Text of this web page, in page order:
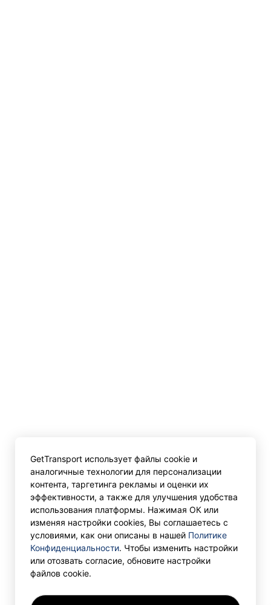
GetTransport использует файлы cookie и
аналогичные технологии для персонализации
контента, таргетинга рекламы и оценки их
эффективности, а также для улучшения удобства
использования платформы. Нажимая ОК или
изменяя настройки cookies, Вы соглашаетесь с
условиями, как они описаны в нашей Политике
Конфиденциальности. Чтобы изменить настройки
или отозвать согласие, обновите настройки
файлов cookie.